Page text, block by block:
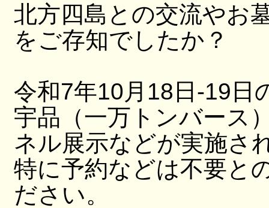
北方四島との交流やお
をご存知でしたか？
令和7年10月18日-19日
宇品（一万トンバース
ネル展示などが実施さ
特に予約などは不要と
ださい。